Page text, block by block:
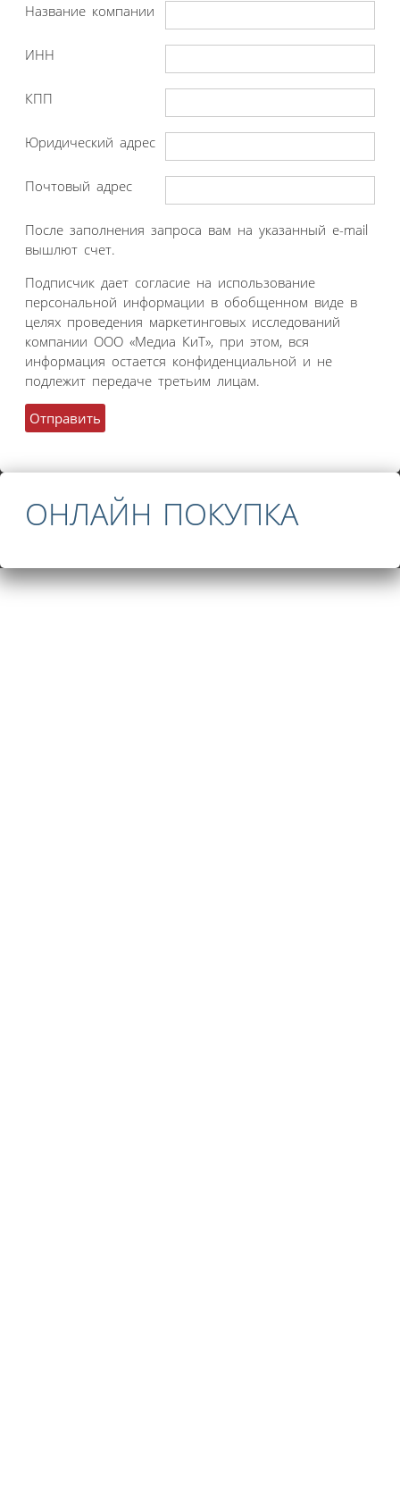
Название компании
ИНН
КПП
Юридический адрес
Почтовый адрес
После заполнения запроса вам на указанный e-mail
вышлют счет.
Подписчик дает согласие на использование
персональной информации в обобщенном виде в
целях проведения маркетинговых исследований
компании ООО «Медиа КиТ», при этом, вся
информация остается конфиденциальной и не
подлежит передаче третьим лицам.
ОНЛАЙН ПОКУПКА